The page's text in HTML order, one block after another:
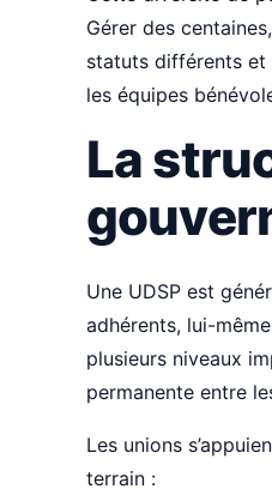
Gérer des
statuts différents et
les équipes
La
Une UDSP est
adhérents, lui-
plusieurs niveaux
permanente entre
Les unions
terrain :